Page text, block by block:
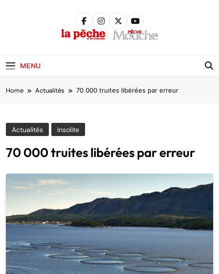
MENU
Home Actualités 70 000 truites libérées par erreur
Actualités Insolite
70 000 truites libérées par erreur